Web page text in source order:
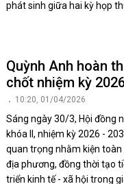
chốt nhiệm kỳ
10:20, 01/04/2026
Sáng ngày 30/3, Hội đồng
khóa II, nhiệm kỳ 2026 -
quan trọng nhằm kiện
địa phương, đồng thời tạo
triển kinh tế - xã hội trong